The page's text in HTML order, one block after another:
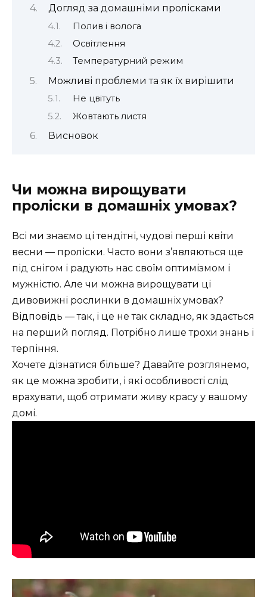
Догляд за домашніми пролісками
Полив і волога
Освітлення
Температурний режим
Можливі проблеми та як їх вирішити
Не цвітуть
Жовтають листя
Висновок
Чи можна вирощувати
проліски в домашніх умовах?
Всі ми знаємо ці тендітні, чудові перші квіти
весни — проліски. Часто вони з’являються ще
під снігом і радують нас своїм оптимізмом і
мужністю. Але чи можна вирощувати ці
дивовижні рослинки в домашніх умовах?
Відповідь — так, і це не так складно, як здається
на перший погляд. Потрібно лише трохи знань і
терпіння.
Хочете дізнатися більше? Давайте розглянемо,
як це можна зробити, і які особливості слід
врахувати, щоб отримати живу красу у вашому
домі.